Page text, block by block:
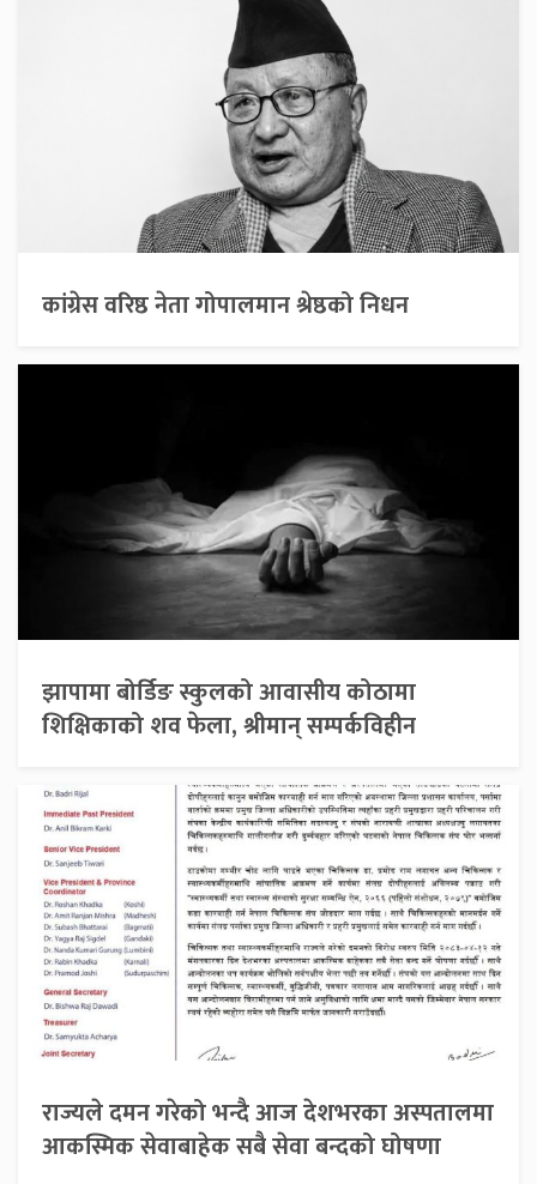
कांग्रेस वरिष्ठ नेता गोपालमान श्रेष्ठको निधन
झापामा बोर्डिङ स्कुलको आवासीय कोठामा
शिक्षिकाको शव फेला, श्रीमान् सम्पर्कविहीन
राज्यले दमन गरेको भन्दै आज देशभरका अस्पतालमा
आकस्मिक सेवाबाहेक सबै सेवा बन्दको घोषणा